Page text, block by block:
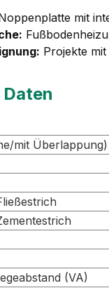
mit
Projekte
mit Überlappung)
(VA)